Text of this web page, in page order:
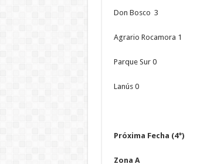
Don Bosco 3
Agrario Rocamora 1
Parque Sur 0
Lanús 0
Próxima Fecha (4°)
Zona A